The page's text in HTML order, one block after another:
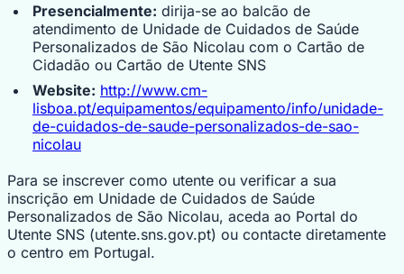
Presencialmente: dirija-se ao balcão de
atendimento de Unidade de Cuidados de Saúde
Personalizados de São Nicolau com o Cartão de
Cidadão ou Cartão de Utente SNS
Website: http://www.cm-
lisboa.pt/equipamentos/equipamento/info/unidade-
de-cuidados-de-saude-personalizados-de-sao-
nicolau
Para se inscrever como utente ou verificar a sua
inscrição em Unidade de Cuidados de Saúde
Personalizados de São Nicolau, aceda ao Portal do
Utente SNS (utente.sns.gov.pt) ou contacte diretamente
o centro em Portugal.